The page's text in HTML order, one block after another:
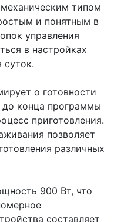
типом
и понятным в
управления
в настройках
суток.
о готовности
конца программы
приготовления.
позволяет
различных
900 Вт, что
составляет